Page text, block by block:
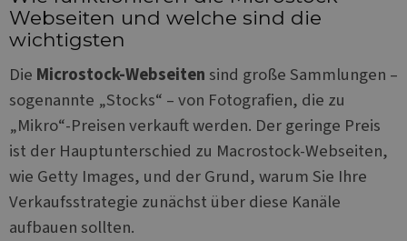
Webseiten und welche sind die
wichtigsten
Die Microstock-Webseitensind große Sammlungen –
sogenannte „Stocks“ – von Fotografien, die zu
„Mikro“-Preisen verkauft werden. Der geringe Preis
ist der Hauptunterschied zu Macrostock-Webseiten,
wie Getty Images, und der Grund, warum Sie Ihre
Verkaufsstrategie zunächst über diese Kanäle
aufbauen sollten.